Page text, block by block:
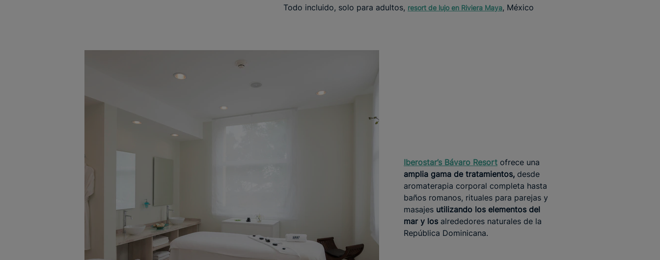
Todo incluido, solo para adultos, resort de lujo en Riviera Maya, México
Iberostar’s Bávaro Resort ofrece una
amplia gama de tratamientos, desde
aromaterapia corporal completa hasta
baños romanos, rituales para parejas y
masajes utilizando los elementos del
mar y los alrededores naturales de la
República Dominicana.